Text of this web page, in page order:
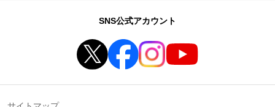
SNS公式アカウント